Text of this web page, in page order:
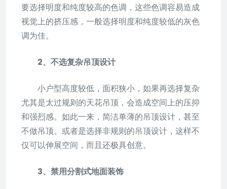
要选择明度和纯度较高的色调，这些色调容易造成
视觉上的挤压感，一般选择明度和纯度较低的灰色
调为佳。
2、不选复杂吊顶设计
小户型高度较低，面积狭小，如果再选择复杂
尤其是太过规则的天花吊顶，会造成空间上的压抑
和强烈感。如此一来，简洁单薄的吊顶设计，甚至
不做吊顶。或者是选择非规则的吊顶设计，这样不
仅可以伸展空间，而且还极具创意。
3、禁用分割式地面装饰